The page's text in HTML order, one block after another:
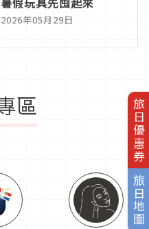
旅日優惠券
旅日地圖
2026年05月29日
區